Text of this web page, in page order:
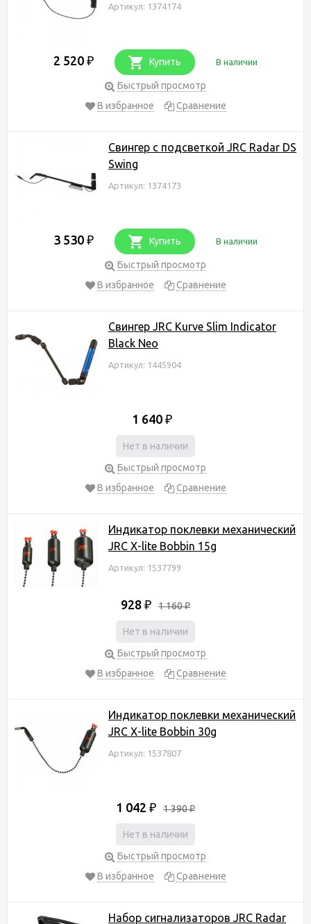
Артикул: 1374174
2 520 ₽ Купить В наличии
Быстрый просмотр
В избранное
Сравнение
Свингер с подсветкой JRC Radar DS
Swing
Артикул: 1374173
3 530 ₽ Купить В наличии
Быстрый просмотр
В избранное
Сравнение
Свингер JRC Kurve Slim Indicator
Black Neo
Артикул: 1445904
1 640 ₽
Нет в наличии
Быстрый просмотр
В избранное
Сравнение
Индикатор поклевки механический
JRC X-lite Bobbin 15g
Артикул: 1537799
928 ₽ 1 160₽
Нет в наличии
Быстрый просмотр
В избранное
Сравнение
Индикатор поклевки механический
JRC X-lite Bobbin 30g
Артикул: 1537807
1 042 ₽ 1 390₽
Нет в наличии
Быстрый просмотр
В избранное
Сравнение
Набор сигнализаторов JRC Radar